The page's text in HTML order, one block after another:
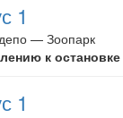
1
— Зоопарк
к остановке
1